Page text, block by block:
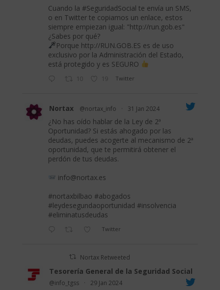
Cuando la #SeguridadSocial te envía un SMS,
o en Twitter te copiamos un enlace, estos
siempre empiezan igual: "http://run.gob.es"
¿Sabes por qué?
Porque http://RUN.GOB.ES es de uso
exclusivo por la Administración del Estado,
está protegido y es SEGURO
10 19 Twitter
Nortax @nortax_info · 31 Jan 2024
¿No has oído hablar de la Ley de 2ª
Oportunidad? Si estás ahogado por las
deudas, puedes acogerte al mecanismo de 2ª
oportunidad, que te permitirá obtener el
perdón de tus deudas.
info@nortax.es
#nortaxbilbao #abogados
#leydesegundaoportunidad #insolvencia
#eliminatusdeudas
Twitter
Nortax Retweeted
Tesorería General de la Seguridad Social
@info_tgss · 29 Jan 2024